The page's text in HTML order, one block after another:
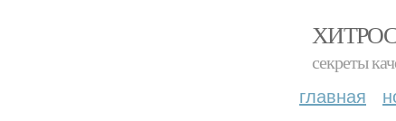
секреты
главная